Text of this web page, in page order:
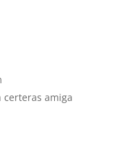
certeras amiga